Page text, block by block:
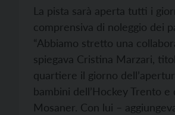
La pista sarà aperta tutti i
comprensiva di noleggio dei
“Abbiamo stretto una
spiegava Cristina Marzari,
quartiere il giorno
bambini dell’Hockey Trento
Mosaner. Con lui –